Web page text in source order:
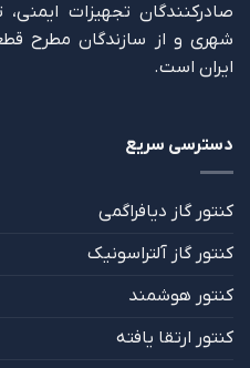
صادرکنندگان تجهیزات
شهری و از سازندگان مطرح
ایران است.
دسترسی سریع
کنتور گاز دیافراگمی
کنتور گاز آلتراسونیک
کنتور هوشمند
کنتور ارتقا یافته